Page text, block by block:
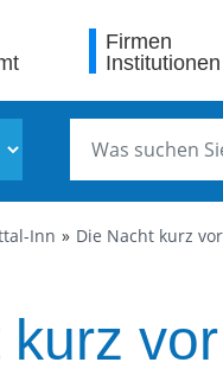
Firmen
Institutionen
Inn Die Nacht kurz